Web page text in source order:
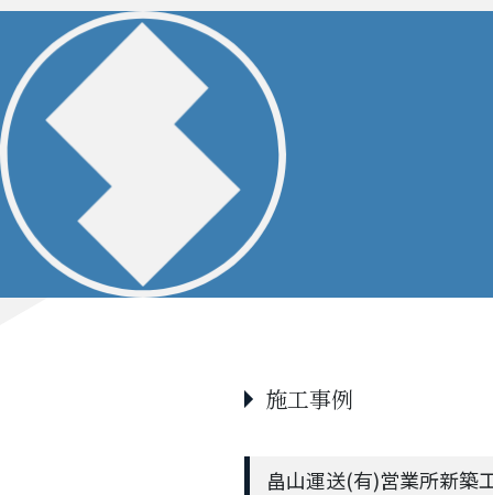
施工事例
畠山運送(有)営業所新築